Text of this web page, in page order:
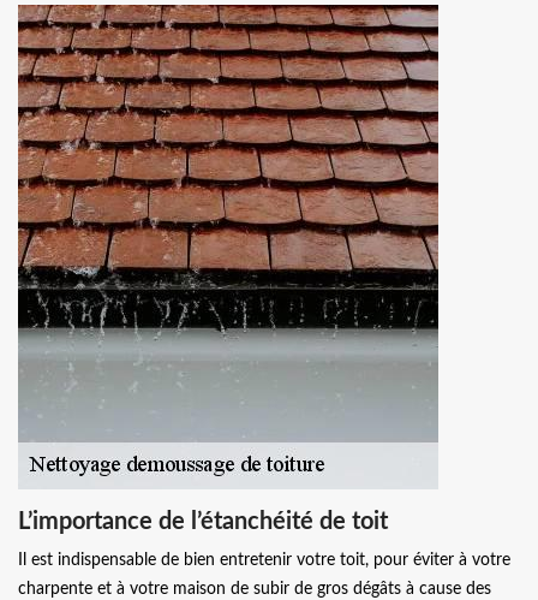
L’importance de l’étanchéité de toit
Il est indispensable de bien entretenir votre toit, pour éviter à votre
charpente et à votre maison de subir de gros dégâts à cause des